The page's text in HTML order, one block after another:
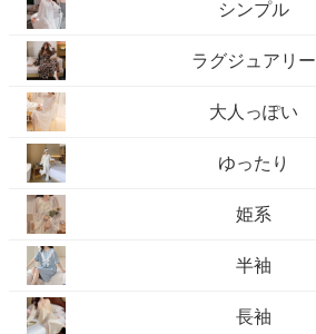
シンプル
ラグジュアリー
大人っぽい
ゆったり
姫系
半袖
長袖